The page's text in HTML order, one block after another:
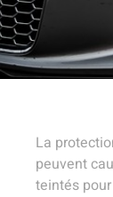
La
peuvent
teintés